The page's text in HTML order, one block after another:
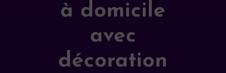
à domicile
avec
décoration